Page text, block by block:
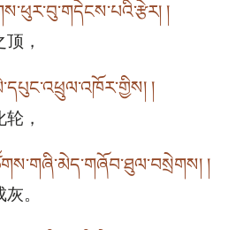
།
，
།
，
།
。